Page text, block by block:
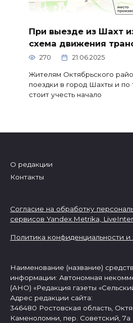
При выезде из Шахт
схема движения
270 21.06.2025
Жителям Октябрьского
поездки в город Шахты и по
стоит учесть начало
О редакции
Контакты
Согласие на обработку
сервисов Yandex.Metrika,
Политика конфиденциальности
Наименование (название)
информации: Автономная
(АНО) «Редакция газеты
Адрес редакции сайта:
346480 Ростовская область,
Каменоломни, пер. Советский, 7а